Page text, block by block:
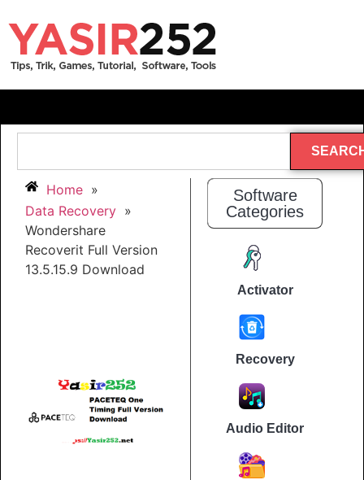
Home »
Data Recovery »
Wondershare
Recoverit Full Version
13.5.15.9 Download
Software
Categories
Activator
Recovery
Audio Editor